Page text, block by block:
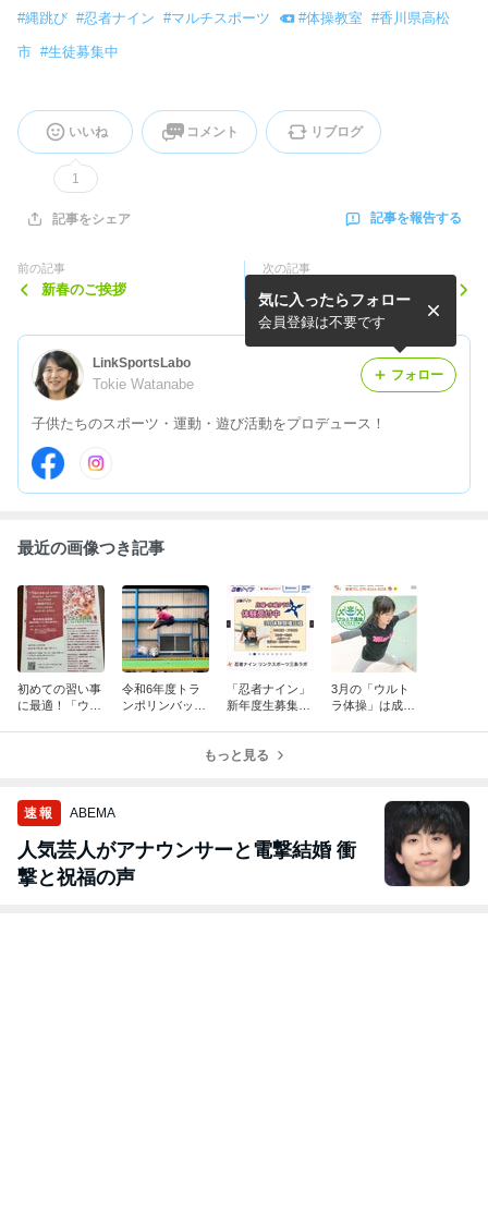
#縄跳び #忍者ナイン #マルチスポーツ #体操教室 #香川県高松
市 #生徒募集中
いいね
1
コメント リブログ
記事をシェア 記事を報告する
前の記事
新春のご挨拶
次の記事
令和6年度トランポリンバッ
ジテスト会
LinkSportsLabo
Tokie Watanabe
子供たちのスポーツ・運動・遊び活動をプロデュース！
気に入ったらフォロー
会員登録は不要です
フォロー
最近の画像つき記事
初めての習い事
に最適！「ウル
令和6年度トラ
ンポリンバッジ
「忍者ナイン」
新年度生募集
3月の「ウルト
ラ体操」は成果
もっと見る
速報 ABEMA
人気芸人がアナウンサーと電撃結婚 衝
撃と祝福の声